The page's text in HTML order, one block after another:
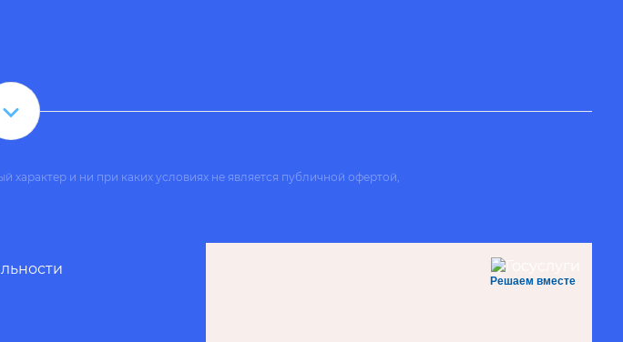
и ни при каких условиях не является публичной офертой,
Решаем вместе